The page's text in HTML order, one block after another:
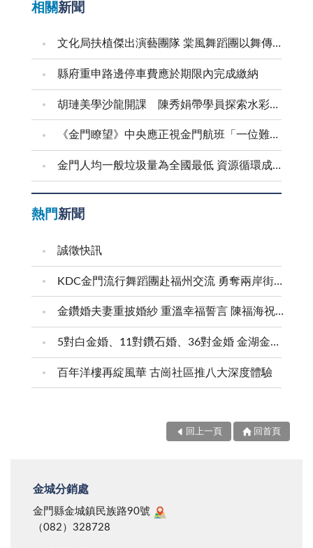
相關新聞
文化局扶植傑出演藝團隊 棠風舞蹈團以舞傳愛進家扶
縣府重申路邊停車費應於期限內完成繳納
胡璉美學沙龍開課 陳秀娟帶學員探索水彩藝術
《金門瞭望》中央應正視金門航班「一位難求」問題
金門人均一般垃圾量為全國最低 資源循環成果獲肯定 逐步邁向永續島嶼典範
熱門新聞
誠徵快訊
KDC金門流行舞蹈團赴福州交流 勇奪兩岸街舞賽三等獎
金鑽婚夫妻重披婚紗 重溫幸福誓言 陳福海祝福牽手半世紀 情深相守成典範
5對白金婚、11對鑽石婚、36對金婚 金湖金沙夫妻共享榮耀時刻 陳福海表揚金鑽婚夫妻 向半世紀相守家庭典範致敬
百年洋樓再綻風華 古崗社區推八大深度體驗
回上一頁 回首頁
金城分銷處
金門縣金城鎮民族路90號
（082）328728